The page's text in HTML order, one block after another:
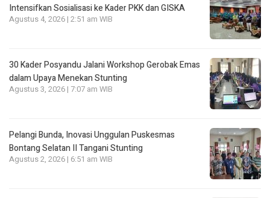
Intensifkan Sosialisasi ke Kader PKK dan GISKA
Agustus 4, 2026 | 2:51 am WIB
30 Kader Posyandu Jalani Workshop Gerobak Emas
dalam Upaya Menekan Stunting
Agustus 3, 2026 | 7:07 am WIB
Pelangi Bunda, Inovasi Unggulan Puskesmas
Bontang Selatan II Tangani Stunting
Agustus 2, 2026 | 6:51 am WIB